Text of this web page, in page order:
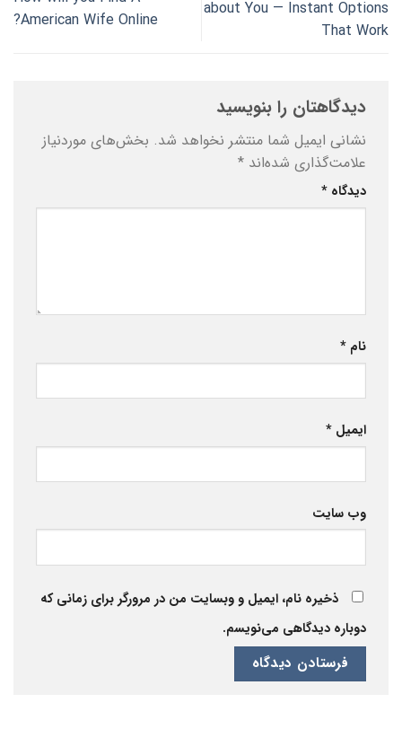
about You — Instant Options
That Work
American Wife Online?
دیدگاهتان را بنویسید
نشانی ایمیل شما منتشر نخواهد شد. بخش‌های موردنیاز
علامت‌گذاری شده‌اند *
دیدگاه *
نام *
ایمیل *
وب‌ سایت
ذخیره نام، ایمیل و وبسایت من در مرورگر برای زمانی که
دوباره دیدگاهی می‌نویسم.